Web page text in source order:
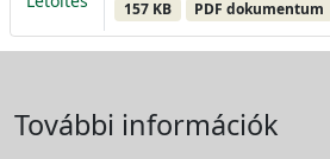
157 KB PDF dokumentum
További információk